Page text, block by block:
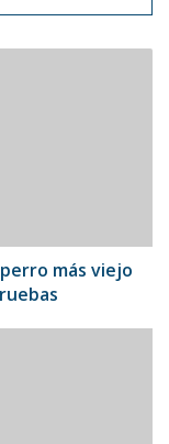
más viejo